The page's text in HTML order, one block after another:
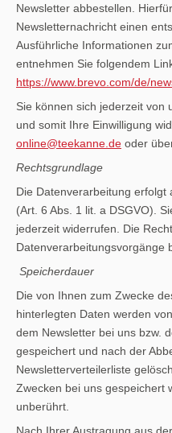
Newsletter abbestellen.
Newsletternachricht einen
Ausführliche Informationen
entnehmen Sie folgendem
https://www.brevo.com/de/
Sie können sich jederzeit von
und somit Ihre Einwilligung
online@teekanne.de oder
Rechtsgrundlage
Die Datenverarbeitung erfolgt
(Art. 6 Abs. 1 lit. a DSGVO).
jederzeit widerrufen. Die
Datenverarbeitungsvorgänge
Speicherdauer
Die von Ihnen zum Zwecke
hinterlegten Daten werden
dem Newsletter bei uns bzw.
gespeichert und nach der
Newsletterverteilerliste
Zwecken bei uns gespeichert
unberührt.